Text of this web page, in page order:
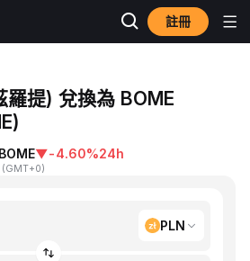
註冊
提) 兌換為 BOME
▼-4.60%24h
(GMT+0)
PLN